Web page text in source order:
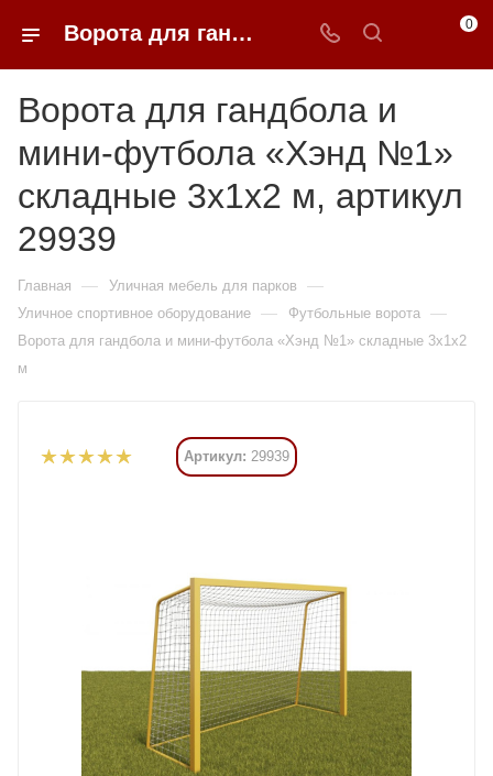
Ворота для гандбола и мини-футбола «Хэнд №1» складные 3х1х2 м купить в Москве от 58 065 ₽ - 0FFER 0
Ворота для гандбола и
мини-футбола «Хэнд №1»
складные 3х1х2 м, артикул
29939
Главная — Уличная мебель для парков —
Уличное спортивное оборудование — Футбольные ворота —
Ворота для гандбола и мини-футбола «Хэнд №1» складные 3х1х2
м
Артикул: 29939